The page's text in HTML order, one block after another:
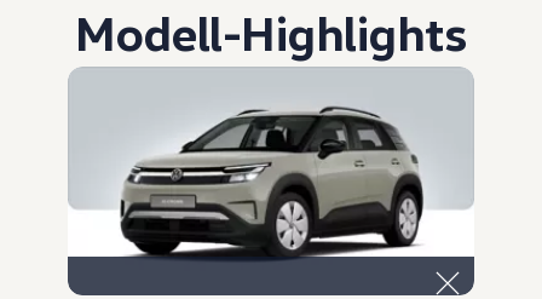
Modell-Highlights